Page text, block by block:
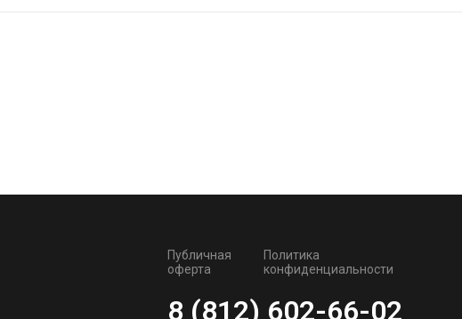
Публичная
оферта
Политика
конфиденциальности
8 (812) 602-66-02